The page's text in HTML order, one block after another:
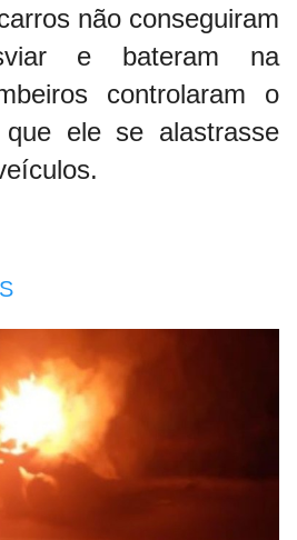
não conseguiram
e bateram na
controlaram o
ele se alastrasse